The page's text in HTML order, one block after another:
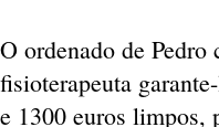
O ordenado de Pedro
fisioterapeuta
e 1300 euros limpos,